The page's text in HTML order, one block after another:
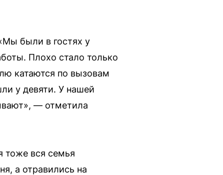
были в гостях у
Плохо стало только
катаются по вызовам
у девяти. У нашей
— отметила
тоже вся семья
а отравились на